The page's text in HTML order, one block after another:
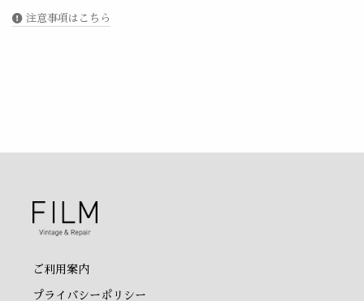
注意事項はこちら
ご利用案内
プライバシーポリシー